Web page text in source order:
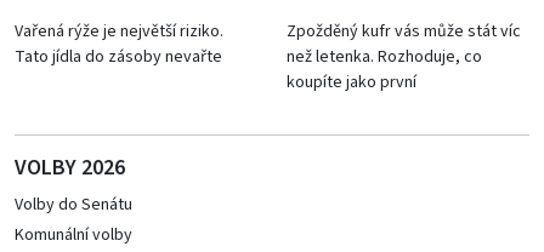
Vařená rýže je největší riziko.
Tato jídla do zásoby nevařte
Zpožděný kufr vás může stát víc
než letenka. Rozhoduje, co
koupíte jako první
VOLBY 2026
Volby do Senátu
Komunální volby